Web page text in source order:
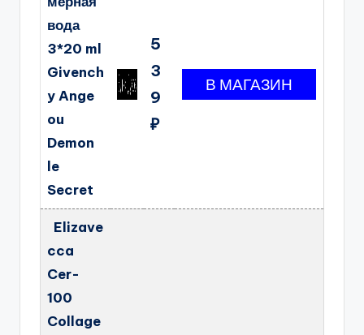
вода
3*20 ml
Givench
y Ange
ou
Demon
le
Secret
5
3
9
₽
Elizave
cca
Cer-
100
Collage